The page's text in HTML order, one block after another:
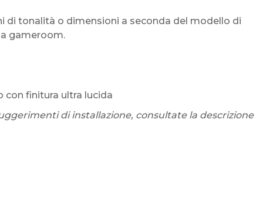
di tonalità o dimensioni a seconda del modello di
gameroom.
con finitura ultra lucida
di installazione, consultate la descrizione